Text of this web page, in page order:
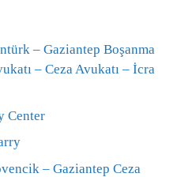
– Gaziantep Boşanma
– Ceza Avukatı – İcra
Center
– Gaziantep Ceza